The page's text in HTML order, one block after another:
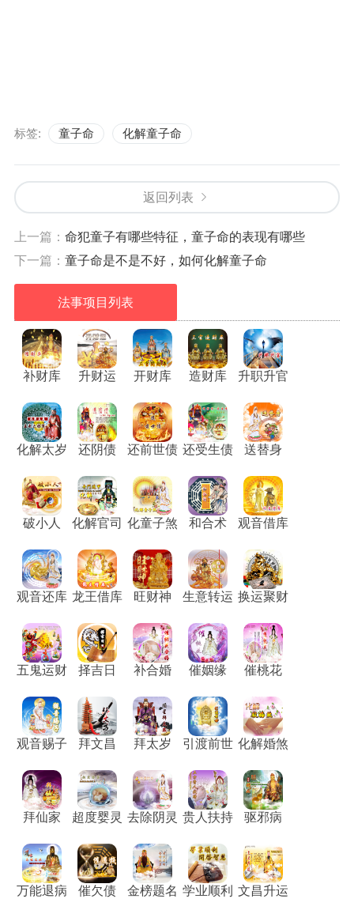
标签: 童子命 化解童子命
返回列表
上一篇： 命犯童子有哪些特征，童子命的表现有哪些
下一篇： 童子命是不是不好，如何化解童子命
法事项目列表
补财库 升财运 开财库 造财库 升职升官
化解太岁 还阴债 还前世债 还受生债 送替身
破小人 化解官司 化童子煞 和合术 观音借库
观音还库 龙王借库 旺财神 生意转运 换运聚财
五鬼运财 择吉日 补合婚 催姻缘 催桃花
观音赐子 拜文昌 拜太岁 引渡前世 化解婚煞
拜仙家 超度婴灵 去除阴灵 贵人扶持 驱邪病
万能退病 催欠债 金榜题名 学业顺利 文昌升运